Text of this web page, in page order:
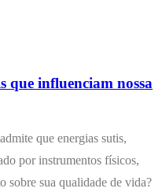
que influenciam nossa
que energias sutis,
por instrumentos físicos,
sobre sua qualidade de vida?